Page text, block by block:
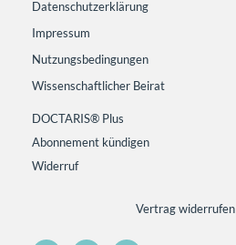
Datenschutzerklärung
Impressum
Nutzungsbedingungen
Wissenschaftlicher Beirat
DOCTARIS® Plus
Abonnement kündigen
Widerruf
Vertrag widerrufen